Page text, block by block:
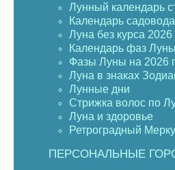
Лунный календарь
Календарь садовода
Луна без курса 2026
Календарь фаз
Фазы Луны на 2026
Луна в знаках
Лунные дни
Стрижка волос по
Луна и здоровье
Ретроградный
ПЕРСОНАЛЬНЫЕ